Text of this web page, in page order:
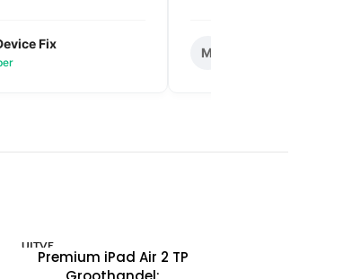
Fix
M
UITVE
RKOC
Premium iPad Air 2 TP